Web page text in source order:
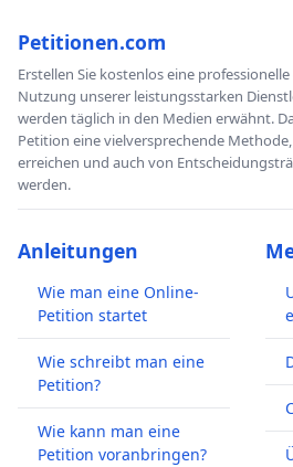
Petitionen.com
Erstellen Sie kostenlos eine
Nutzung unserer leistungsstarken
werden täglich in den Medien erwähnt.
Petition eine vielversprechende
erreichen und auch von
werden.
Anleitungen
Wie man eine Online-
Petition startet
Wie schreibt man eine
Petition?
Wie kann man eine
Petition voranbringen?